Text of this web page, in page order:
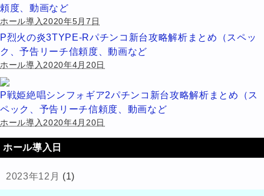
頼度、動画など
ホール導入2020年5月7日
P烈火の炎3TYPE-Rパチンコ新台攻略解析まとめ（スペッ
ク、予告リーチ信頼度、動画など
ホール導入2020年4月20日
P戦姫絶唱シンフォギア2パチンコ新台攻略解析まとめ（ス
ペック、予告リーチ信頼度、動画など
ホール導入2020年4月20日
ホール導入日
2023年12月 (1)